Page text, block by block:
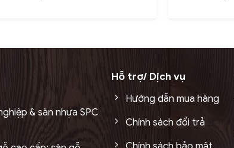
& sàn nhựa SPC
Hỗ trợ/ Dịch vụ
Hướng dẫn mua hàng
Chính sách đổi trả